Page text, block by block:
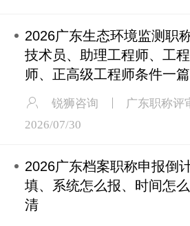
2026广东生态环境监测职
技术员、助理工程师、工
师、正高级工程师条件一
锐狮咨询
广东职称评
2026/07/30
2026广东档案职称申报倒
填、系统怎么报、时间怎
清